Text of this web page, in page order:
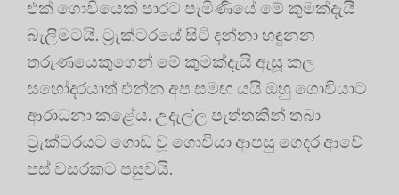
එක් ගොවියෙක් පාරට පැමිණියේ මේ කුමක්දැයි
බැලීමටයි. ට්‍රැක්ටරයේ සිටි දන්නා හඳුනන
තරුණයෙකුගෙන් මේ කුමක්දැයි ඇසූ කල
සහෝදරයාත් එන්න අප සමඟ යයි ඔහු ගොවියාට
ආරාධනා කළේය. උදැල්ල පැත්තකින් තබා
ට්‍රැක්ටරයට ගොඩ වූ ගොවියා ආපසු ගෙදර ආවේ
පස් වසරකට පසුවයි.